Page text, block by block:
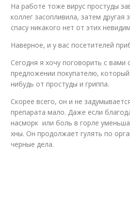
На работе тоже вирус простуды
коллег засопливила, затем другая
спасу никакого нет от этих
Наверное, и у вас посетителей
Сегодня я хочу поговорить с вами
предложении покупателю,
нибудь от простуды и гриппа.
Скорее всего, он и не
препарата мало. Даже если
насморк или боль в горле
хны. Он продолжает гулять по
черные дела.